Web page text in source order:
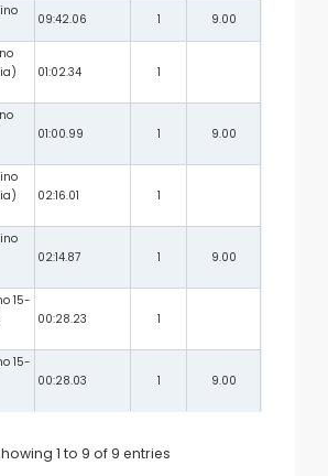
09:42.06 1 9.00
01:02.34 1
01:00.99 1 9.00
02:16.01 1
02:14.87 1 9.00
15-
00:28.23 1
15-
00:28.03 1 9.00
1 to 9 of 9 entries